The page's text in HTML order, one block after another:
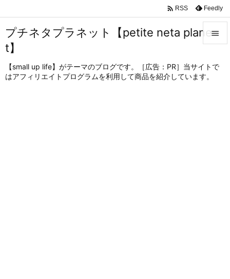
プチネタプラネット【petite neta plane
t】
【small up life】がテーマのブログです。［広告：PR］当サイトで
はアフィリエイトプログラムを利用して商品を紹介しています。

メニュ
 RSS Feedly